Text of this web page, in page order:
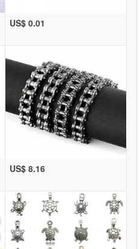
US$ 0.01
US$ 8.16